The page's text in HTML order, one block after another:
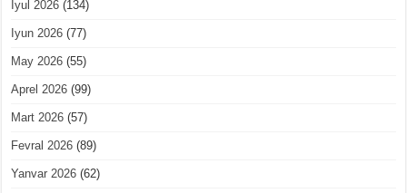
Iyul 2026 (134)
Iyun 2026 (77)
May 2026 (55)
Aprel 2026 (99)
Mart 2026 (57)
Fevral 2026 (89)
Yanvar 2026 (62)